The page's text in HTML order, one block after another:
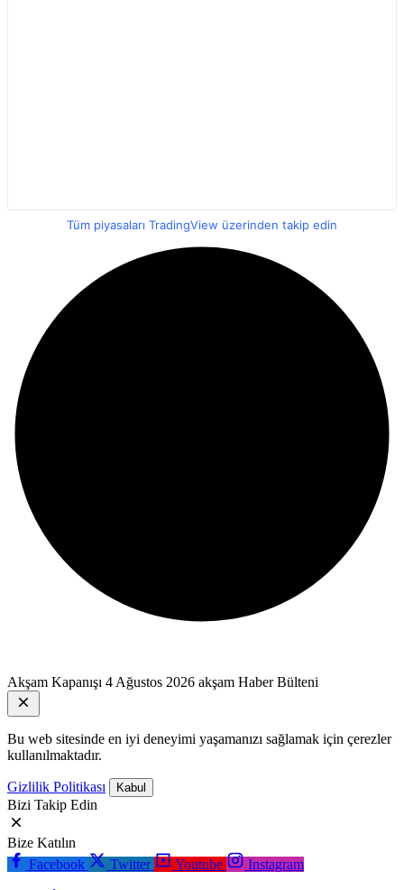
Tüm piyasaları TradingView üzerinden takip edin
Akşam Kapanışı 4 Ağustos 2026 akşam Haber Bülteni
Bu web sitesinde en iyi deneyimi yaşamanızı sağlamak için çerezler
kullanılmaktadır.
Gizlilik Politikası Kabul
Bizi Takip Edin
Bize Katılın
Facebook
Twitter Youtube Instagram